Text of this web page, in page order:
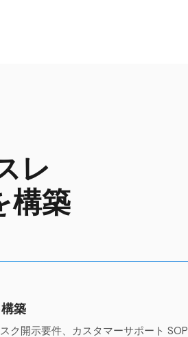
レ
構築
築
ク開示要件、カスタマーサポート SOP